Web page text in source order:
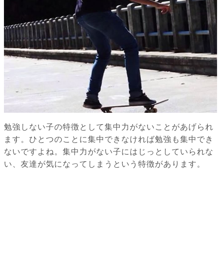
勉強しない子の特徴として集中力がないことがあげられ
ます。ひとつのことに集中できなければ勉強も集中でき
ないですよね。集中力がない子にはじっとしていられな
い、友達が気になってしまうという特徴があります。